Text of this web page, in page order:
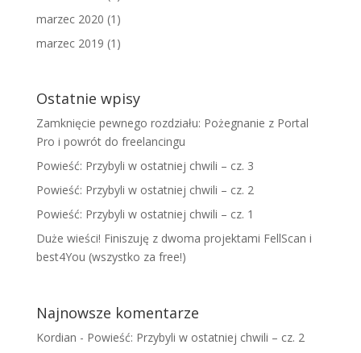
marzec 2020 (1)
marzec 2019 (1)
Ostatnie wpisy
Zamknięcie pewnego rozdziału: Pożegnanie z Portal
Pro i powrót do freelancingu
Powieść: Przybyli w ostatniej chwili – cz. 3
Powieść: Przybyli w ostatniej chwili – cz. 2
Powieść: Przybyli w ostatniej chwili – cz. 1
Duże wieści! Finiszuję z dwoma projektami FellScan i
best4You (wszystko za free!)
Najnowsze komentarze
Kordian - Powieść: Przybyli w ostatniej chwili – cz. 2